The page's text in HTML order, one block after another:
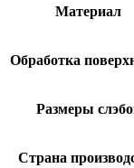
Материал
Обработка
Размеры
Страна